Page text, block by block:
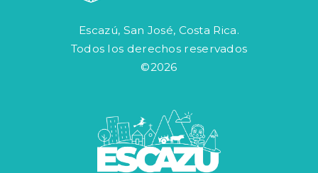
Escazú, San José, Costa Rica.
Todos los derechos reservados
©2026